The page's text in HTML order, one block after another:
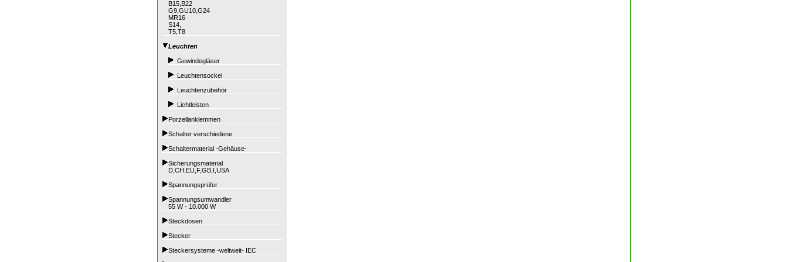
B15,B22
G9,GU10,G24
MR16
S14,
T5,T8
Leuchten
Gewindegläser
Leuchtensockel
Leuchtenzubehör
Lichtleisten
Porzellanklemmen
Schalter verschiedene
Schaltermaterial -Gehäuse-
Sicherungsmaterial
D,CH,EU,F,GB,I,USA
Spannungsprüfer
Spannungsumwandler
55 W - 10.000 W
Steckdosen
Stecker
Steckersysteme -weltweit- IEC